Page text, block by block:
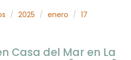
2025 enero
17
Casa del Mar en La